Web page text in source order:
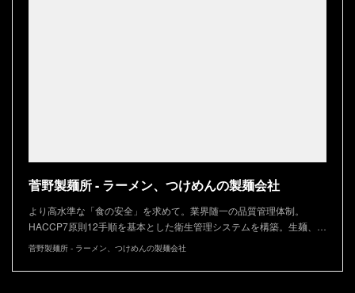
菅野製麺所 - ラーメン、つけめんの製麺会社
より高水準な「食の安全」を求めて。業界随一の品質管理体制。
HACCP7原則12手順を基本とした衛生管理システムを構築。生麺、…
菅野製麺所 - ラーメン、つけめんの製麺会社